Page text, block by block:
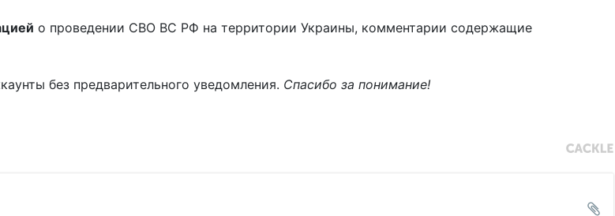
о проведении СВО ВС РФ на территории Украины, комментарии содержащие
без предварительного уведомления. Спасибо за понимание!